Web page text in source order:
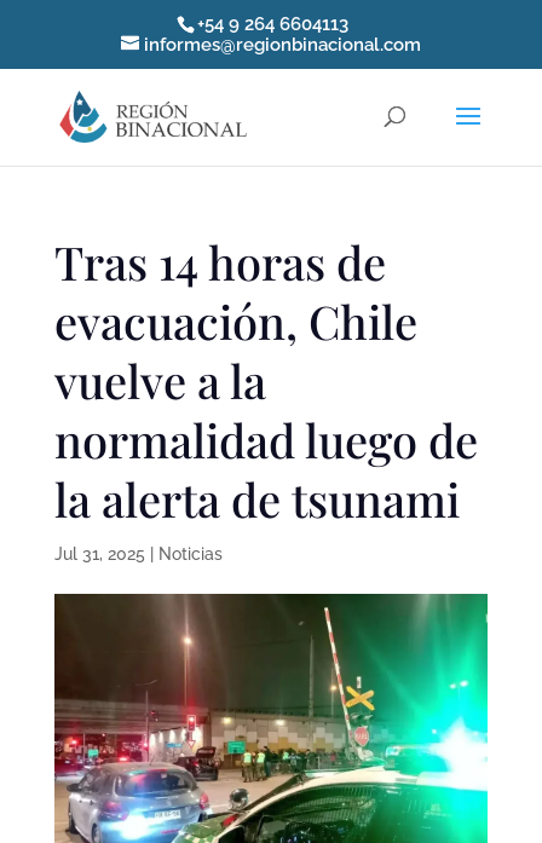
+54 9 264 6604113
informes@regionbinacional.com
Tras 14 horas de
evacuación, Chile
vuelve a la
normalidad luego de
la alerta de tsunami
Jul 31, 2025 Noticias